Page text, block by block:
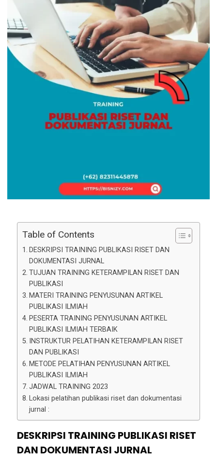
Table of Contents
DESKRIPSI TRAINING PUBLIKASI RISET DAN
DOKUMENTASI JURNAL
TUJUAN TRAINING KETERAMPILAN RISET DAN
PUBLIKASI
MATERI TRAINING PENYUSUNAN ARTIKEL
PUBLIKASI ILMIAH
PESERTA TRAINING PENYUSUNAN ARTIKEL
PUBLIKASI ILMIAH TERBAIK
INSTRUKTUR PELATIHAN KETERAMPILAN RISET
DAN PUBLIKASI
METODE PELATIHAN PENYUSUNAN ARTIKEL
PUBLIKASI ILMIAH
JADWAL TRAINING 2023
Lokasi pelatihan publikasi riset dan dokumentasi
jurnal :
DESKRIPSI TRAINING PUBLIKASI RISET
DAN DOKUMENTASI JURNAL